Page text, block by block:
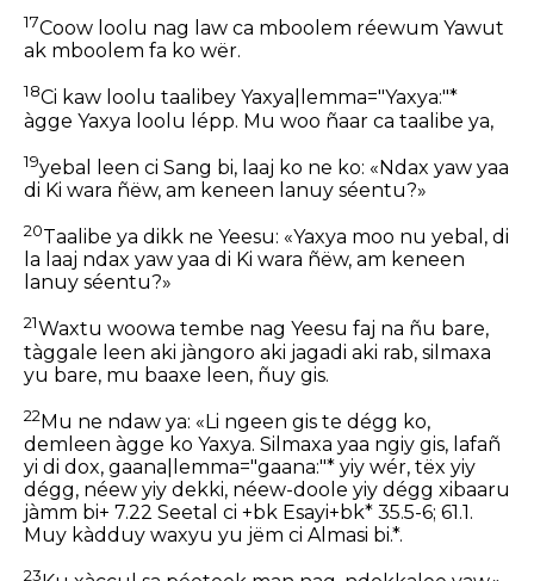
17Coow loolu nag law ca mboolem réewum Yawut
ak mboolem fa ko wër.
18Ci kaw loolu taalibey Yaxya|lemma="Yaxya:"*
àgge Yaxya loolu lépp. Mu woo ñaar ca taalibe ya,
19yebal leen ci Sang bi, laaj ko ne ko: «Ndax yaw yaa
di Ki wara ñëw, am keneen lanuy séentu?»
20Taalibe ya dikk ne Yeesu: «Yaxya moo nu yebal, di
la laaj ndax yaw yaa di Ki wara ñëw, am keneen
lanuy séentu?»
21Waxtu woowa tembe nag Yeesu faj na ñu bare,
tàggale leen aki jàngoro aki jagadi aki rab, silmaxa
yu bare, mu baaxe leen, ñuy gis.
22Mu ne ndaw ya: «Li ngeen gis te dégg ko,
demleen àgge ko Yaxya. Silmaxa yaa ngiy gis, lafañ
yi di dox, gaana|lemma="gaana:"* yiy wér, tëx yiy
dégg, néew yiy dekki, néew-doole yiy dégg xibaaru
jàmm bi+ 7.22 Seetal ci +bk Esayi+bk* 35.5-6; 61.1.
Muy kàdduy waxyu yu jëm ci Almasi bi.*.
23